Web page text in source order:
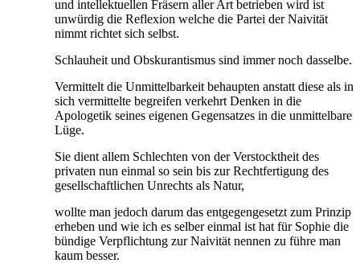
und intellektuellen Fräsern aller Art betrieben wird ist
unwürdig die Reflexion welche die Partei der Naivität
nimmt richtet sich selbst.
Schlauheit und Obskurantismus sind immer noch dasselbe.
Vermittelt die Unmittelbarkeit behaupten anstatt diese als in
sich vermittelte begreifen verkehrt Denken in die
Apologetik seines eigenen Gegensatzes in die unmittelbare
Lüge.
Sie dient allem Schlechten von der Verstocktheit des
privaten nun einmal so sein bis zur Rechtfertigung des
gesellschaftlichen Unrechts als Natur,
wollte man jedoch darum das entgegengesetzt zum Prinzip
erheben und wie ich es selber einmal ist hat für Sophie die
bündige Verpflichtung zur Naivität nennen zu führe man
kaum besser.